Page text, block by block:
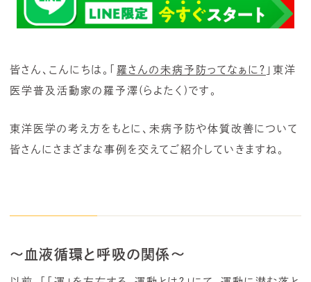
皆さん、こんにちは。「 羅さんの未病予防ってなぁに？ 」東洋
医学普及活動家の羅予澤(らよたく)です。
東洋医学の考え方をもとに、未病予防や体質改善について
皆さんにさまざまな事例を交えてご紹介していきますね。
～血液循環と呼吸の関係～